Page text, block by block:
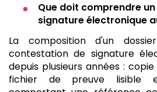
Que doit comprendre
signature électronique
La composition d'un
contestation de signature
depuis plusieurs années :
fichier de preuve lisible